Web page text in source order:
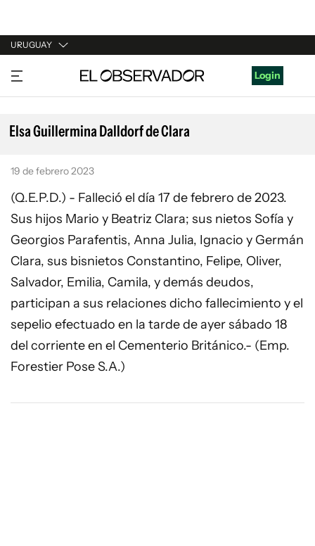
URUGUAY
URUGUAY
ARGENTINA
ESPAÑA
Login
Elsa Guillermina Dalldorf de Clara
19 de febrero 2023
(Q.E.P.D.) - Falleció el día 17 de febrero de 2023.
Sus hijos Mario y Beatriz Clara; sus nietos Sofía y
Georgios Parafentis, Anna Julia, Ignacio y Germán
Clara, sus bisnietos Constantino, Felipe, Oliver,
Salvador, Emilia, Camila, y demás deudos,
participan a sus relaciones dicho fallecimiento y el
sepelio efectuado en la tarde de ayer sábado 18
del corriente en el Cementerio Británico.- (Emp.
Forestier Pose S.A.)